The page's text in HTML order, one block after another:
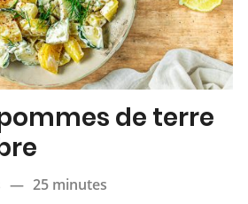
de terre
— 25 minutes